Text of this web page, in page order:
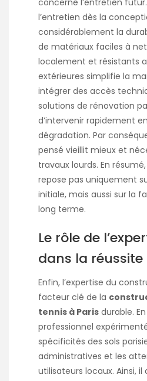
concerne l’entretien
l’entretien dès la
considérablement la
de matériaux faciles à
localement et résistants
extérieures simplifie la
intégrer des accès
solutions de rénovation
d’intervenir rapidement
dégradation. Par
pensé vieillit mieux et
travaux lourds. En
repose pas uniquement
initiale, mais aussi sur la
long terme.
Le rôle de
dans la
Enfin, l’expertise du
facteur clé de la
tennis à Paris durable.
professionnel
spécificités des sols
administratives et les
utilisateurs locaux. Ainsi,